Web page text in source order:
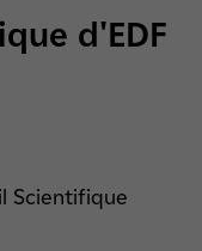
d'EDF
Scientifique